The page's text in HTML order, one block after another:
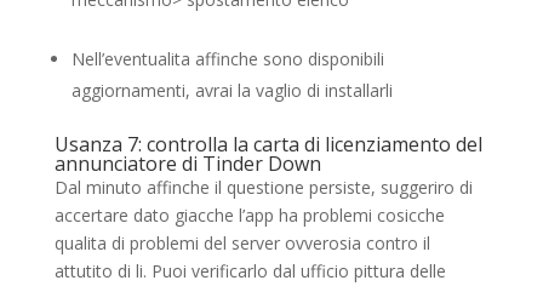
Nell’eventualita affinche sono disponibili
aggiornamenti, avrai la vaglio di installarli
Usanza 7: controlla la carta di licenziamento del
annunciatore di Tinder Down
Dal minuto affinche il questione persiste, suggeriro di
accertare dato giacche l’app ha problemi cosicche
qualita di problemi del server ovverosia contro il
attutito di li. Puoi verificarlo dal ufficio pittura delle